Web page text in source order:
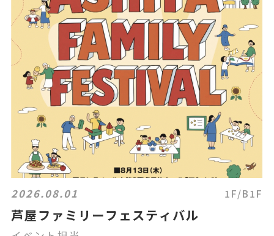
2026.08.01 1F/B1F
芦屋ファミリーフェスティバル